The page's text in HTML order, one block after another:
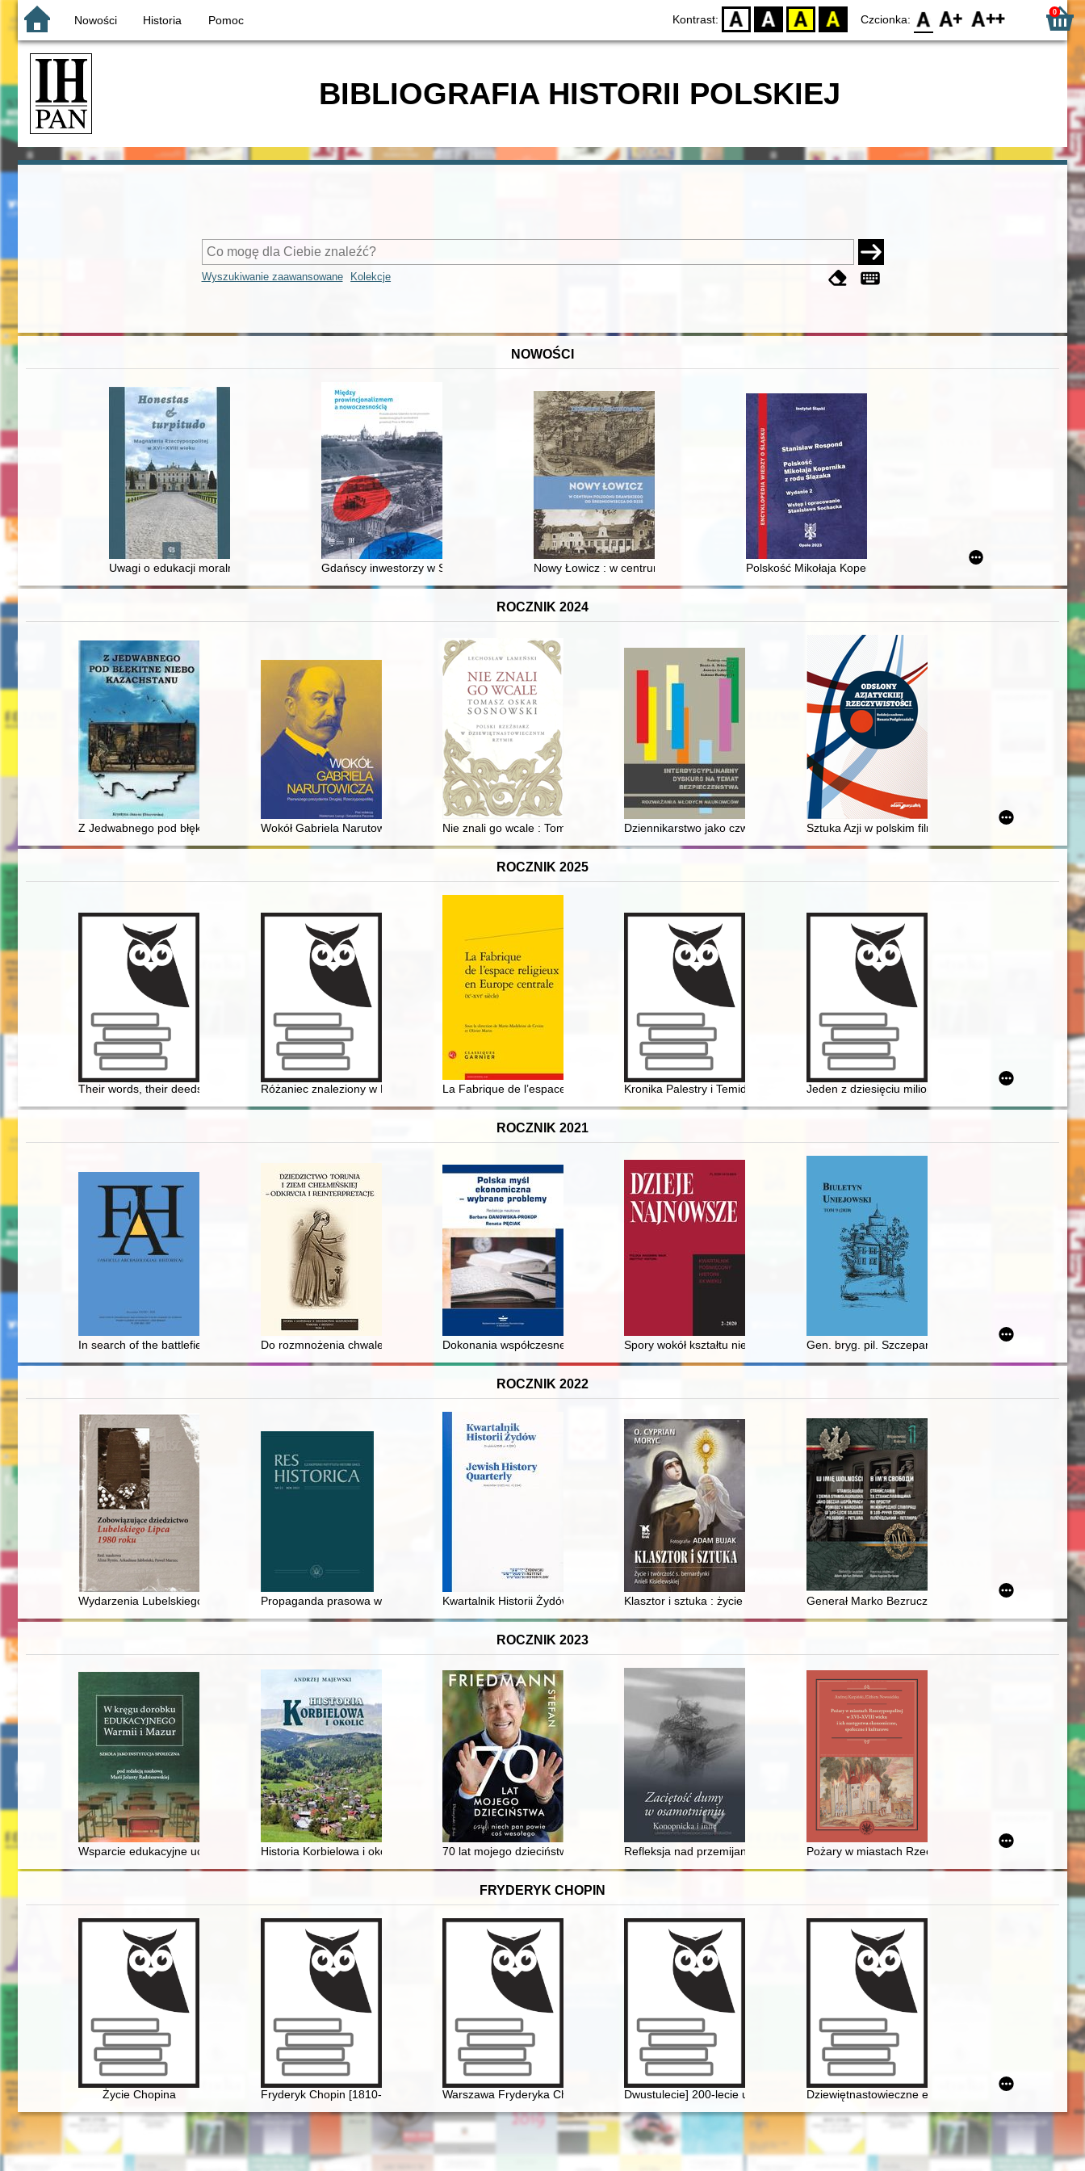
Nowości Historia Pomoc Kontrast: D BW YB BY Czcionka: F0 F1 F2 0
BIBLIOGRAFIA HISTORII POLSKIEJ
Wyszukiwanie zaawansowane Kolekcje
NOWOŚCI
Uwagi o edukacji moralnej synów szlacheckich w XVI-wiecznej RzeczypospolitejGdańscy inwestorzy w Sopocie : prestiż finansowy i towarzyski lokalnego mieszczaństwa w 2. poł. XIX w
Nowy Łowicz : w centrum poligonu drawskiego od średniowiecza do dziś
Polskość Mikołaja Kopernika z rodu Ślązaka
ROCZNIK 2024
Z Jedwabnego pod błękitne niebo KazachstanuWokół Gabriela Narutowicza pierwszego prezydenta Drugiej Rzeczypospolitej
Nie znali go wcale : Tomasz Oskar Sosnowski : polski rzeźbiarz w dziewiętnastowiecznym Rzymie
Dziennikarstwo jako czwarta władza : o niezależności mediów na przykładzie "hołdu
Sztuka Azji w polskim filmie dokumentalnym
ROCZNIK 2025
Their words, their deeds : the January Uprising in the memory of women (1864-1914) = Ich słowa, ich czyny : Powstanie styczniowe w pamięci kobiet (1864-1914)
Różaniec znaleziony w Katyniu : wspomnienia o księdzu Janie Leonie Ziółkowskim i generale Mieczysławie Smorawińskim
La Fabrique de l’espace religieux (Xe - XVIe siècle)Kronika Palestry i Temidy w Poznaniu : mecze przyjaźni adwokaci vs. sędziowie 1975-
Jeden z dziesięciu milionów
ROCZNIK 2021
In search of the battlefield of Tannenberg (Grunwald) of 1410 - recenzja]
Do rozmnożenia chwaley Pańskiey y czczi SS. Iego" : o niektórych relikwiarzach z toruńskiego kościoła pw. św. Jana Chrzciciela i św. Jana Ewangelisty,
Dokonania współczesnej myśli ekonomicznej..." pomiędzy teorią ekonomii a jej historią
Spory wokół kształtu niemieckiej radiofonii w okupowanej Polsce
Gen. bryg. pil. Szczepan Ścibior - bohaterski pilot i
ROCZNIK 2022
Wydarzenia Lubelskiego Lipca 1980 jako zgromadzenia agoralnePropaganda prasowa w Czechosłowacji wobec NSZZ "Solidarność" na przykładzie dziennika "Rudé Právo" (1980-1981)
Kwartalnik Historii Żydów = Jewish History Quarterly. 2022 nr 4Klasztor i sztuka : życie i twórczość s. bernardynki Anieli Kisielewskiej
Generał Marko Bezruczko (1893-1944) - bohater
ROCZNIK 2023
Wsparcie edukacyjne uczniów zdolnych w publicznych liceach ogólnokształcących w Olsztynie (2020-2022) = Educational support for gifted students in public high-schools in Olsztyn
Historia Korbielowa i okolic 70 lat mojego dzieciństwa czyli Niech pan powie coś wesołegoRefleksja nad przemijaniem : rozważania po lekturze "Akwilei" Marii Konopnickiej
Pożary w miastach Rzeczypospolitej w XVI-XVIII
FRYDERYK CHOPIN
Życie Chopina Fryderyk Chopin [1810-1849] i jego muzykaWarszawa Fryderyka Chopina Dwustulecie] 200-lecie urodzin Fryderyka ChopinaDziewiętnastowieczne edycje dzieł Fryderyka